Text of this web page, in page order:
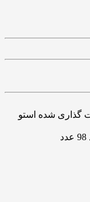
گذاری شده استو